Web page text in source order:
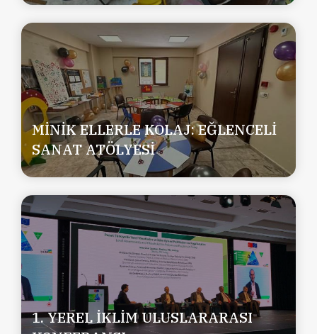
MİNİK ELLERLE KOLAJ: EĞLENCELİ
SANAT ATÖLYESİ
1. YEREL İKLİM ULUSLARARASI